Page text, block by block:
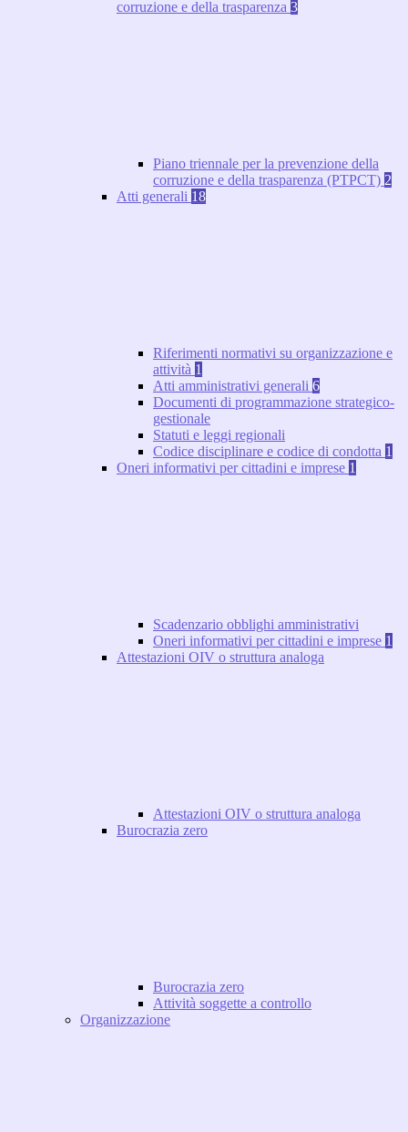
corruzione e della trasparenza 3
Piano triennale per la prevenzione della
corruzione e della trasparenza (PTPCT) 2
Atti generali 18
Riferimenti normativi su organizzazione e
attività 1
Atti amministrativi generali 6
Documenti di programmazione strategico-
gestionale
Statuti e leggi regionali
Codice disciplinare e codice di condotta 1
Oneri informativi per cittadini e imprese 1
Scadenzario obblighi amministrativi
Oneri informativi per cittadini e imprese 1
Attestazioni OIV o struttura analoga
Attestazioni OIV o struttura analoga
Burocrazia zero
Burocrazia zero
Attività soggette a controllo
Organizzazione